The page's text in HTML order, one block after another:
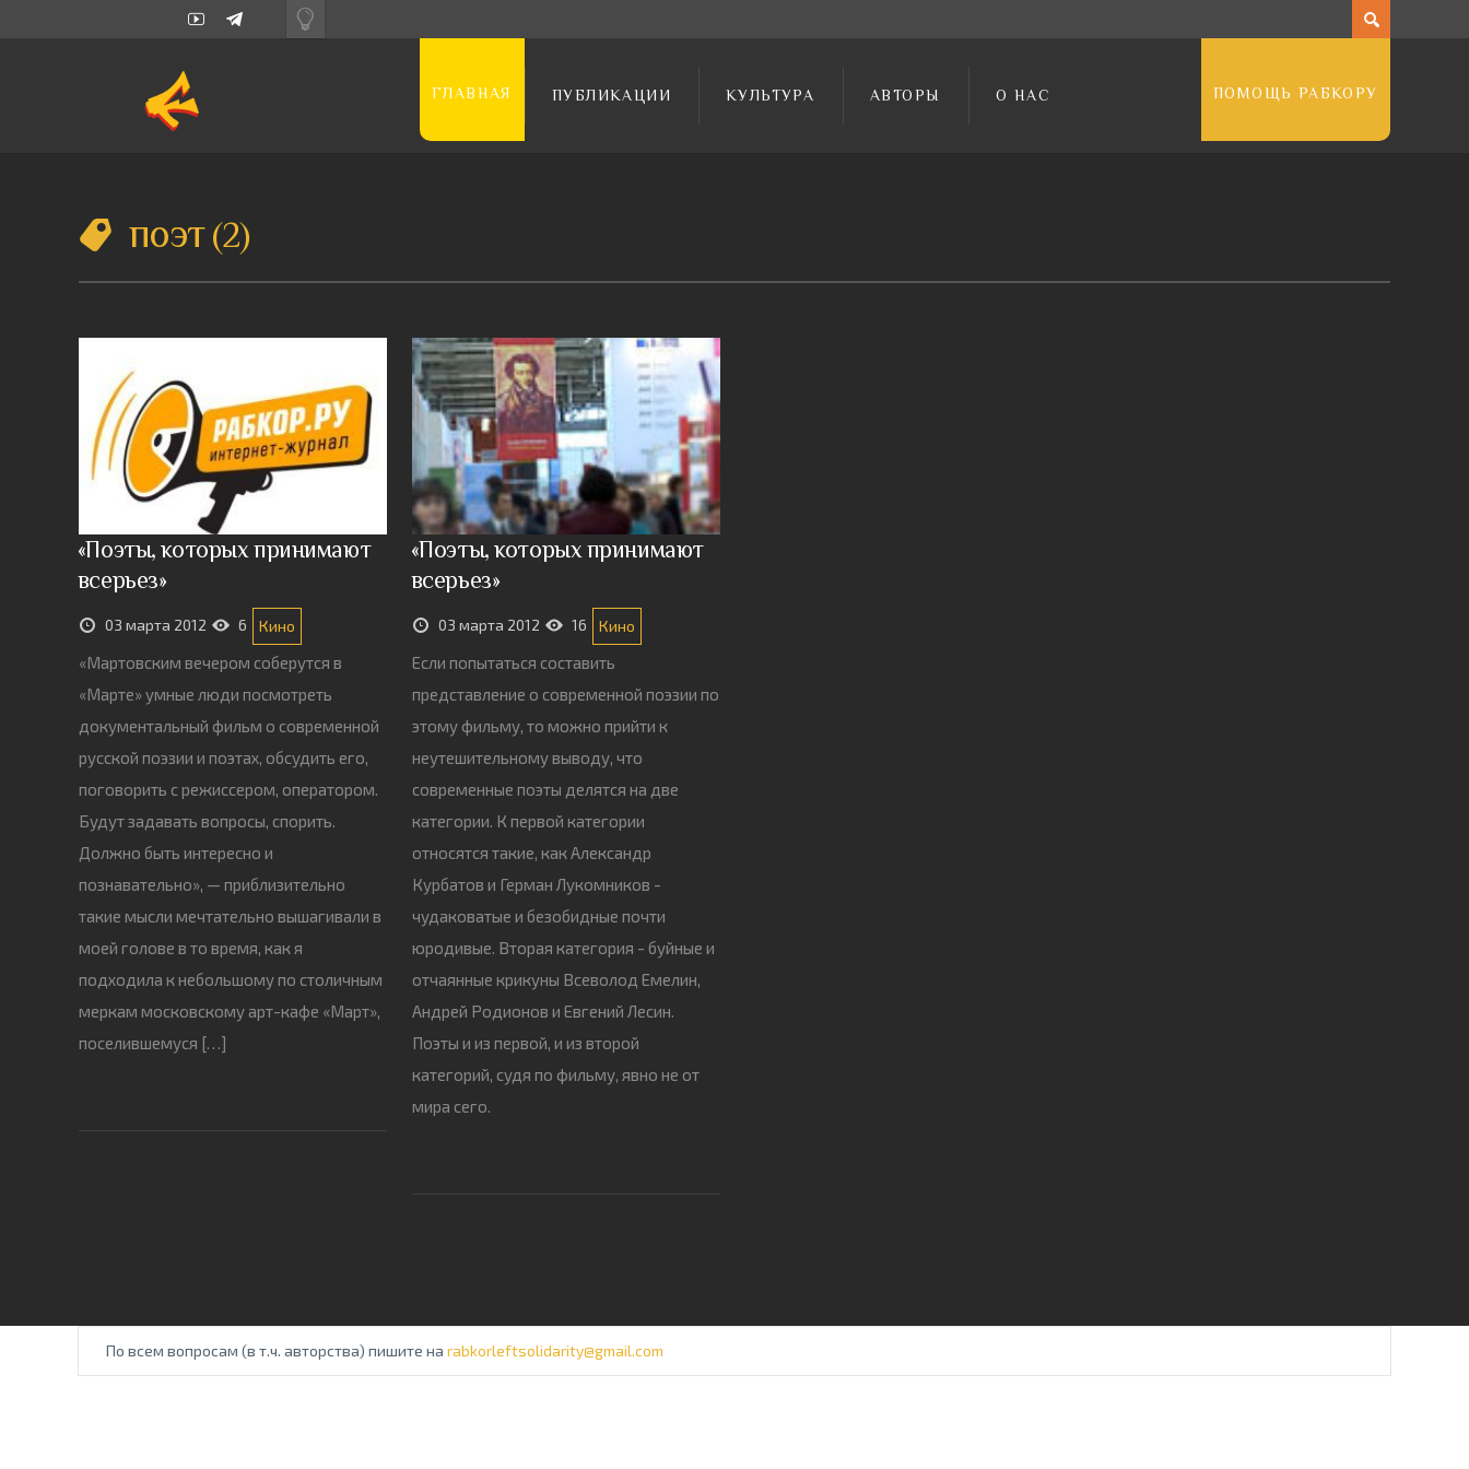
ГЛАВНАЯ ПУБЛИКАЦИИ КУЛЬТУРА АВТОРЫ О НАС ПОМОЩЬ РАБКОРУ
поэт 2
«Поэты, которых принимают
всерьез»
03 марта 2012 6 Кино
«Мартовским вечером соберутся в
«Марте» умные люди посмотреть
документальный фильм о современной
русской поэзии и поэтах, обсудить его,
поговорить с режиссером, оператором.
Будут задавать вопросы, спорить.
Должно быть интересно и
познавательно», — приблизительно
такие мысли мечтательно вышагивали в
моей голове в то время, как я
подходила к небольшому по столичным
меркам московскому арт-кафе «Март»,
поселившемуся […]
«Поэты, которых принимают
всерьез»
03 марта 2012 16 Кино
Если попытаться составить
представление о современной поэзии по
этому фильму, то можно прийти к
неутешительному выводу, что
современные поэты делятся на две
категории. К первой категории
относятся такие, как Александр
Курбатов и Герман Лукомников -
чудаковатые и безобидные почти
юродивые. Вторая категория - буйные и
отчаянные крикуны Всеволод Емелин,
Андрей Родионов и Евгений Лесин.
Поэты и из первой, и из второй
категорий, судя по фильму, явно не от
мира сего.
По всем вопросам (в т.ч. авторства) пишите на rabkorleftsolidarity@gmail.com